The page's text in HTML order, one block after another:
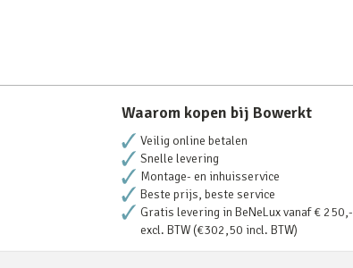
Waarom kopen bij Bowerkt
Veilig online betalen
Snelle levering
Montage- en inhuisservice
Beste prijs, beste service
Gratis levering in BeNeLux vanaf € 250,-
excl. BTW (€302,50 incl. BTW)